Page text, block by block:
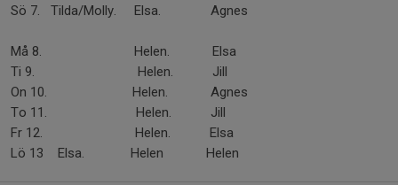
Sö 7. Tilda/Molly. Elsa. Agnes
Må 8. Helen. Elsa
Ti 9. Helen. Jill
On 10. Helen. Agnes
To 11. Helen. Jill
Fr 12. Helen. Elsa
Lö 13 Elsa. Helen Helen